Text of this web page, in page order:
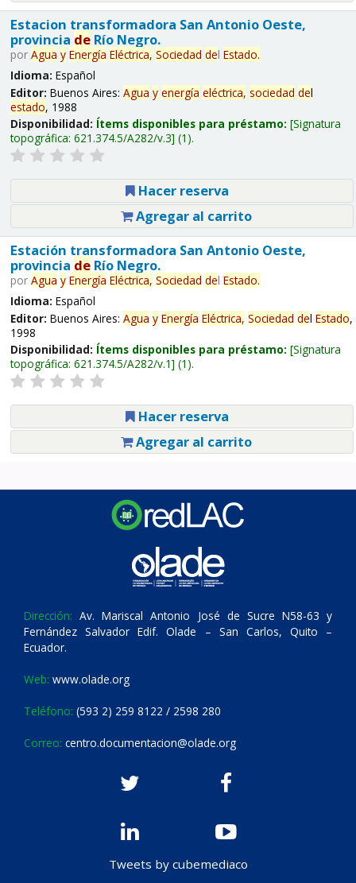
Estacion transformadora San Antonio Oeste,
provincia deRío Negro.
por Agua y Energía Eléctrica, Sociedad del Estado.
Idioma: Español
Editor: Buenos Aires: Agua y energía eléctrica, sociedad del
estado, 1988
Disponibilidad: Ítems disponibles para préstamo: Signatura
topográfica: 621.374.5/A282/v.3 (1).
Hacer reserva
Agregar al carrito
Estación transformadora San Antonio Oeste,
provincia deRío Negro.
por Agua y Energía Eléctrica, Sociedad del Estado.
Idioma: Español
Editor: Buenos Aires: Agua y Energía Eléctrica, Sociedad del Estado,
1998
Disponibilidad: Ítems disponibles para préstamo: Signatura
topográfica: 621.374.5/A282/v.1 (1).
Hacer reserva
Agregar al carrito
Dirección: Av. Mariscal Antonio José de Sucre N58-63 y
Fernández Salvador Edif. Olade – San Carlos, Quito –
Ecuador.
Web: www.olade.org
Teléfono: (593 2) 259 8122 / 2598 280
Correo: centro.documentacion@olade.org
Tweets by cubemediaco